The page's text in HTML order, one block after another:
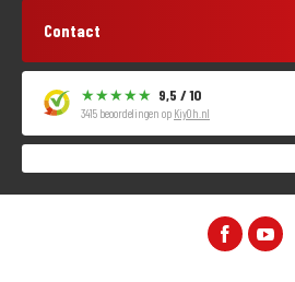
Contact
9,5 / 10
3415 beoordelingen op KiyOh.nl